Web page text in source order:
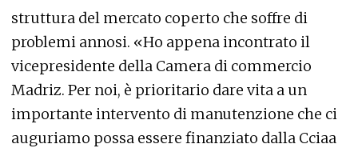
struttura del mercato coperto che soffre di
problemi annosi. «Ho appena incontrato il
vicepresidente della Camera di commercio
Madriz. Per noi, è prioritario dare vita a un
importante intervento di manutenzione che ci
auguriamo possa essere finanziato dalla Cciaa